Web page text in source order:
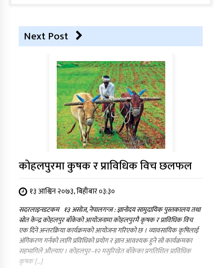
Next Post
कोहलपुरमा कुषक र प्राविधिक विच छलफल
१३ आश्विन २०७३, बिहीबार ०३:३०
सदरलाइनडटकम १३ असोज, नेपालगन्ज : ज्ञानोदय सामुदायिक पुस्तकालय तथा
स्रोत केन्द्र कोहलपुर बाँकेको आयोजनामा कोहलपुरमै कृषक र प्राविधिक विच
एक दिने अन्तरक्रिया कार्यक्रमको आयोजना गरिएको छ । व्यावसायिक कृषिलाई
अंगिकरण गर्नको लागि प्रविधिको प्रयोग र ज्ञान आवश्यक हुने सो कार्यक्रमका
सहभागिले औल्याए । कोहलपुर–१२ मसुरिखेत बाँकेका प्रगतिशिल प्राविधिक
कृषक […]